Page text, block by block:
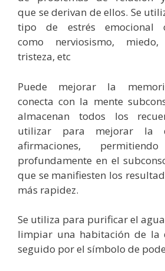
que se derivan de ellos. Se
tipo de estrés emocional
como nerviosismo,
tristeza, etc
Puede mejorar la
conecta con la mente
almacenan todos los
utilizar para mejorar la
afirmaciones,
profundamente en el
que se manifiesten los
más rapidez.
Se utiliza para purificar el
limpiar una habitación de la
seguido por el símbolo de